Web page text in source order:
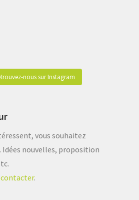
nous sur Instagram
vous souhaitez
Idées nouvelles, proposition
contacter.